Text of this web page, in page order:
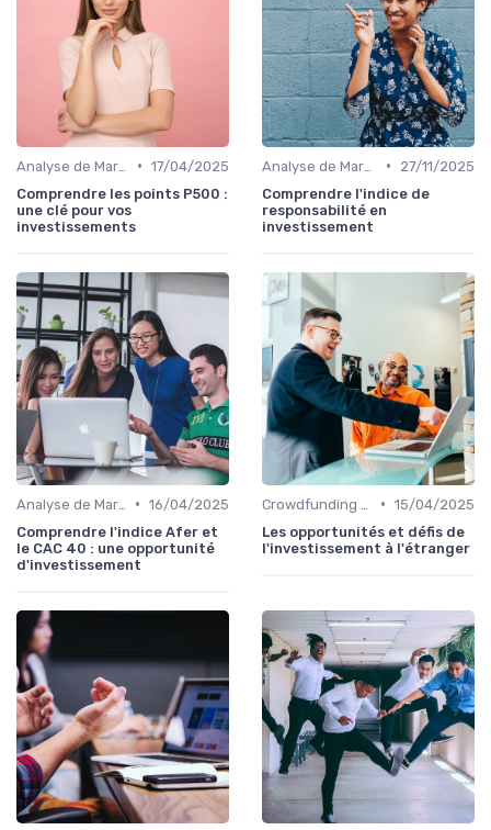
• 17/04/2025
Comprendre les points P500 :
une clé pour vos
investissements
•
27/11/2025
Comprendre l'indice de
responsabilité en
investissement
• 16/04/2025
Comprendre l'indice Afer et
le CAC 40 : une opportunité
d'investissement
• 15/04/2025
Les opportunités et défis de
l'investissement à l'étranger